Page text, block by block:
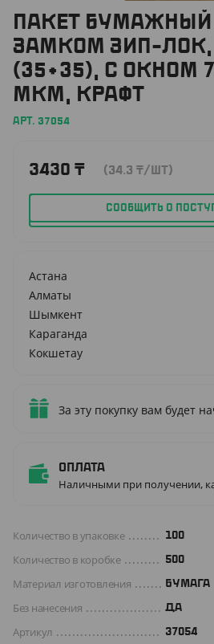
ПАКЕТ
ЗАМКОМ ЗИП-ЛОК,
(35+35), С ОКНОМ
МКМ, КРАФТ
АРТ. 37054
3430 ₸ (34.3 ₸/ШТ)
СООБЩИТЬ О
Астана
Алматы
Шымкент
Караганда
Кокшетау
За эту покупку вам будет
Оплата
Наличными при получении,
Количество в упаковке 100
Количество в коробке 500
Материал изготовления БУМАГА
Без нанесения ДА
Артикул 37054